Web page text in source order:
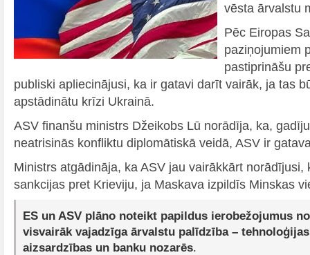
vēsta ārvalstu
Pēc Eiropas
paziņojumiem
pastiprināšu
publiski apliecinājusi, ka ir gatavi darīt vairāk, ja tas
apstādinātu krīzi Ukrainā.
ASV finanšu ministrs Džeikobs Lū norādīja, ka,
neatrisinās konfliktu diplomātiskā veidā, ASV ir
Ministrs atgādināja, ka ASV jau vairākkārt norādījusi,
sankcijas pret Krieviju, ja Maskava izpildīs Minskas
ES un ASV plāno noteikt papildus ierobežojumus
visvairāk vajadzīga ārvalstu palīdzība –
aizsardzības un banku nozarēs.